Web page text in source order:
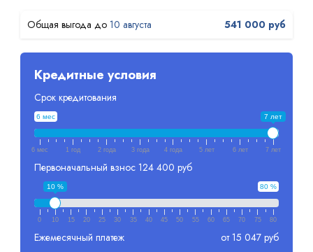
10 августа 541 000 руб
Кредитные условия
Срок кредитования
6 мес 7 лет
6 мес 1 год 2 года 3 года 4 года 5 лет 6 лет 7 лет
Первоначальный взнос 124 400 руб
80 %
10 %
0 10 15 20 25 30 35 40 45 50 55 60 65 70 75 80
Ежемесячный платеж от 15 047 руб